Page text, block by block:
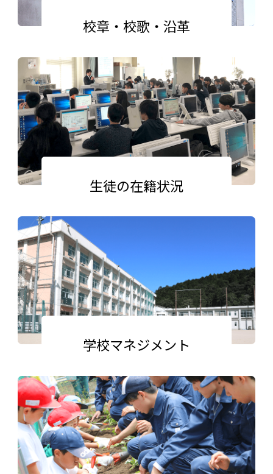
校章・校歌・沿革
生徒の在籍状況
学校マネジメント